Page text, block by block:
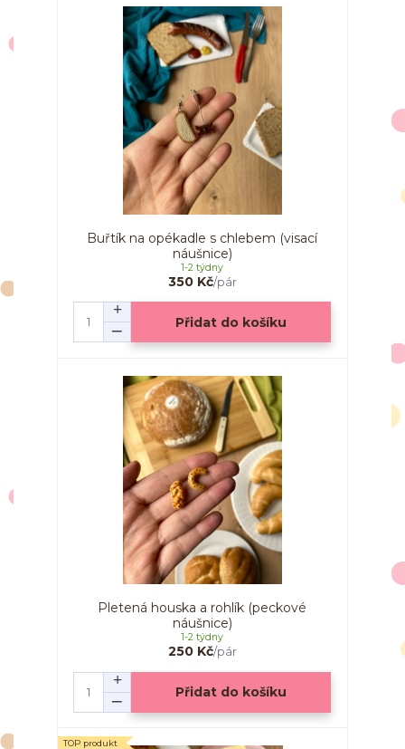
Buřtík na opékadle s chlebem (visací
náušnice)
350 Kč/pár
1-2 týdny
Přidat do košíku
Pletená houska a rohlík (peckové
náušnice)
250 Kč/pár
1-2 týdny
Přidat do košíku
TOP produkt